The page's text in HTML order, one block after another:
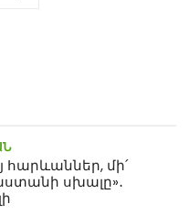
հարևաններ, մի՛
սխալը»․